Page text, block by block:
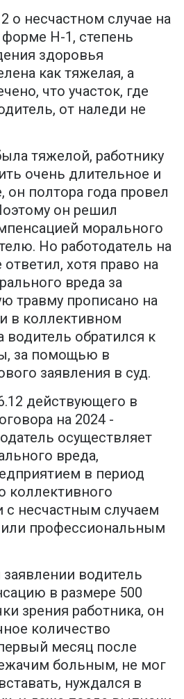
о несчастном случае на
Н-1, степень
здоровья
как тяжелая, а
что участок, где
от наледи не
тяжелой, работнику
очень длительное и
он полтора года провел
он решил
морального
Но работодатель на
хотя право на
вреда за
травму прописано на
в коллективном
водитель обратился к
за помощью в
заявления в суд.
действующего в
на 2024 -
осуществляет
вреда,
в период
коллективного
с несчастным случаем
или профессиональным
водитель
в размере 500
зрения работника, он
количество
месяц после
больным, не мог
нуждался в